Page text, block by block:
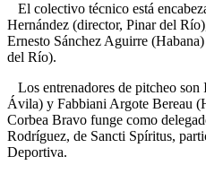
El colectivo técnico está
Hernández (director, Pinar del
Ernesto Sánchez Aguirre
del Río).
Los entrenadores de pitcheo
Ávila) y Fabbiani Argote Bereau
Corbea Bravo funge como
Rodríguez, de Sancti Spíritus,
Deportiva.